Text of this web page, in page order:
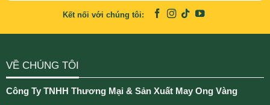
Kết nối với chúng tôi:
VỀ CHÚNG TÔI
Công Ty TNHH Thương Mại & Sản Xuất May Ong Vàng